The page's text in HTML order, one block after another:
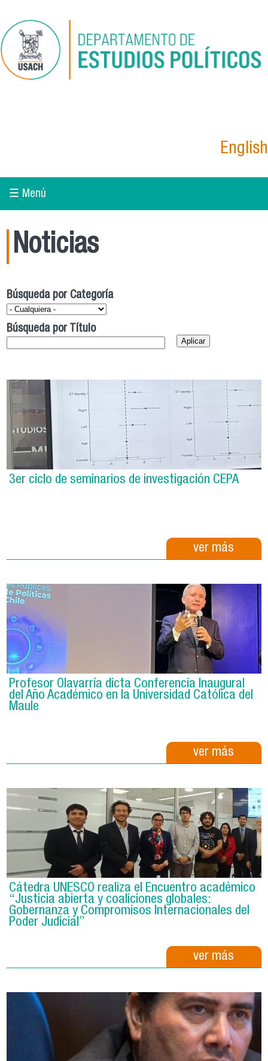
English
☰ Menú
Noticias
Búsqueda por Categoría
Búsqueda por Título
3er ciclo de seminarios de investigación CEPA
ver más
Profesor Olavarría dicta Conferencia Inaugural
del Año Académico en la Universidad Católica del
Maule
ver más
Cátedra UNESCO realiza el Encuentro académico
“Justicia abierta y coaliciones globales:
Gobernanza y Compromisos Internacionales del
Poder Judicial”
ver más